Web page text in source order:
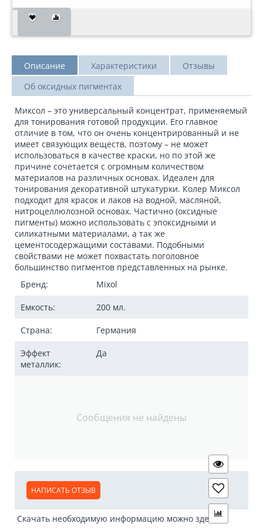
Описание Характеристики
Отзывы
Об оксидных пигментах
Миксол – это универсальный концентрат, применяемый
для тонирования готовой продукции. Его главное
отличие в том, что он очень концентрированный и не
имеет связующих веществ, поэтому – не может
использоваться в качестве краски, но по этой же
причине сочетается с огромным количеством
материалов на различных основах. Идеален для
тонирования декоративной штукатурки. Колер Миксол
подходит для красок и лаков на водной, масляной,
нитроцеллюлозной основах. Частично (оксидные
пигменты) можно использовать с эпоксидными и
силикатными материалами, а так же
цементосодержащими составами. Подобными
свойствами не может похвастать поголовное
большинство пигментов представленных на рынке.
Бренд:
Mixol
Емкость: 200 мл.
Страна: Германия
Эффект
металлик:
Да
Сообщения не найдены
НАПИСАТЬ ОТЗЫВ
Скачать необходимую информацию можно здесь: